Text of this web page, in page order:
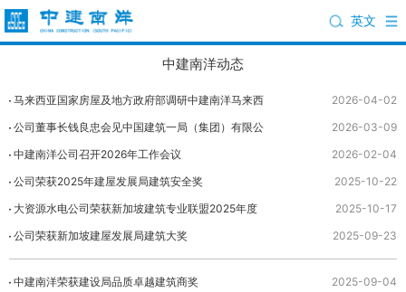
英文
中建南洋动态
马来西亚国家房屋及地方政府部调研中建南洋马来西
亚公司Sfera公寓项目
2026-04-02
公司董事长钱良忠会见中国建筑一局（集团）有限公
司总经理苗良田
2026-03-09
中建南洋公司召开2026年工作会议
2026-02-04
公司荣获2025年建屋发展局建筑安全奖
2025-10-22
大资源水电公司荣获新加坡建筑专业联盟2025年度
三大装配式机电模块制造商奖
2025-10-17
公司荣获新加坡建屋发展局建筑大奖
2025-09-23
中建南洋荣获建设局品质卓越建筑商奖
2025-09-04